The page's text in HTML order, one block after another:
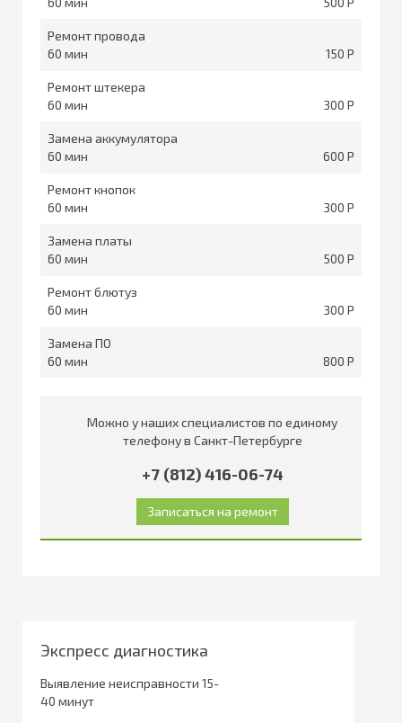
Ремонт провода
60
150
Ремонт штекера
60
300
Замена аккумулятора
60
600
Ремонт кнопок
60
300
Замена платы
60
500
Ремонт блютуз
60
300
Замена ПО
60
800
Можно у наших специалистов по единому
телефону в Санкт-Петербурге
+7 (812) 416-06-74
Экспресс диагностика
Выявление неисправности 15-
40 минут